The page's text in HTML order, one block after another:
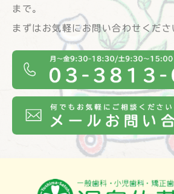
まで。
まずはお気軽にお問い合わせくださ